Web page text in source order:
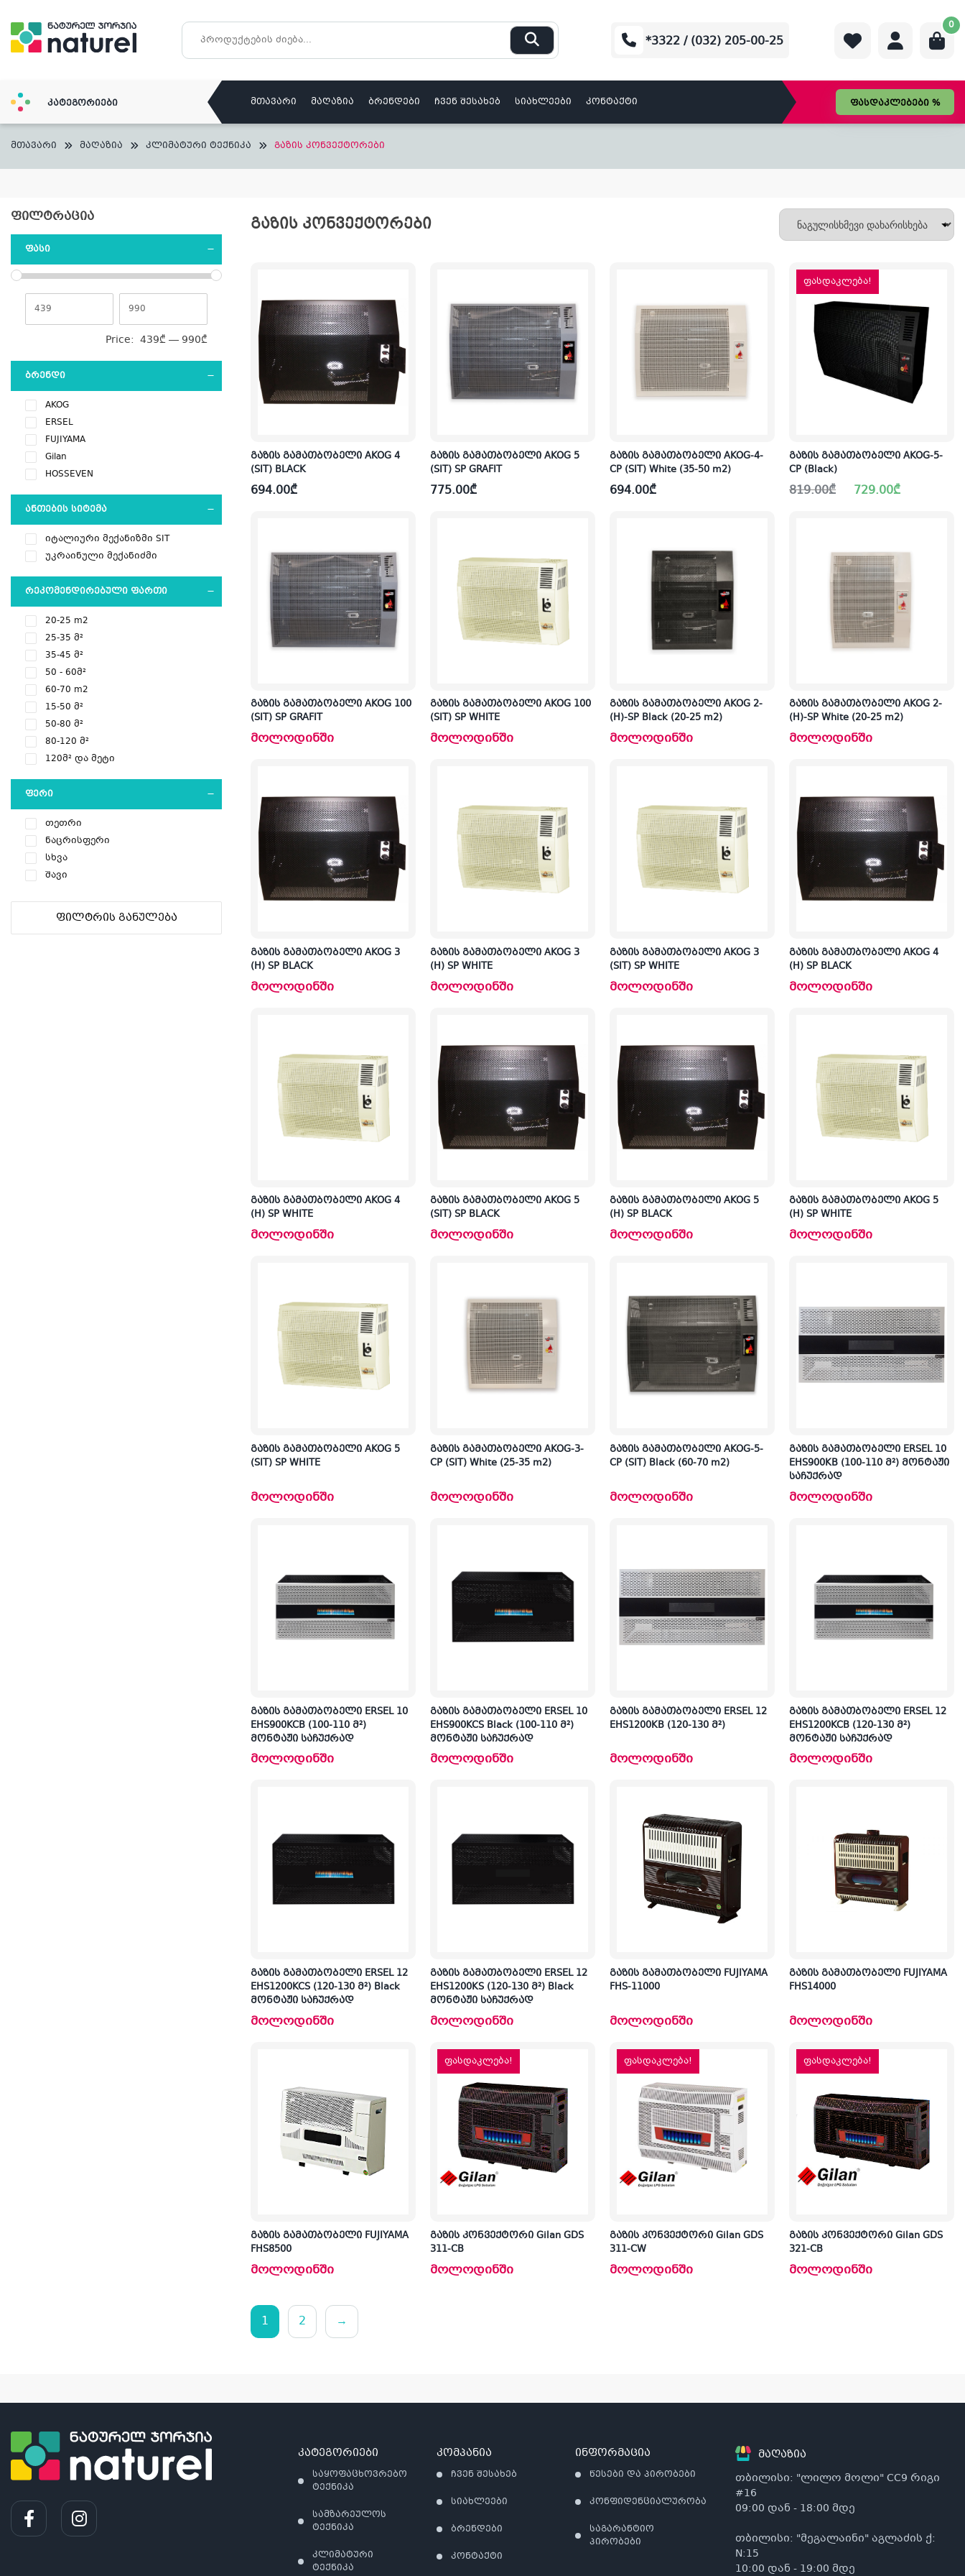
content
*3322 / (032) 205-00-25
0
კატეგორიები მთავარი მაღაზია ბრენდები ჩვენ შესახებ სიახლეები კონტაქტი ფასდაკლებები %
მთავარი მაღაზია კლიმატური ტექნიკა გაზის კონვექტორები
ᲤᲘᲚᲢᲠᲐᲪᲘᲐ
ᲤᲐᲡᲘ
Price: 439₾— 990₾
ᲑᲠᲔᲜᲓᲘ
AKOG
ERSEL
FUJIYAMA
Gilan
HOSSEVEN
ᲐᲜᲗᲔᲑᲘᲡ ᲡᲘᲢᲔᲛᲐ
იტალიური მექანიზმი SIT
უკრაინული მექანიძმი
ᲠᲔᲙᲝᲛᲔᲜᲓᲘᲠᲔᲑᲣᲚᲘ ᲤᲐᲠᲗᲘ
20-25 m2
25-35 მ²
35-45 მ²
50 - 60მ²
60-70 m2
15-50 მ²
50-80 მ²
80-120 მ²
120მ² და მეტი
ᲤᲔᲠᲘ
თეთრი
ნაცრისფერი
სხვა
შავი
ᲤᲘᲚᲢᲠᲘᲡ ᲒᲐᲜᲣᲚᲔᲑᲐ
ᲒᲐᲖᲘᲡ ᲙᲝᲜᲕᲔᲥᲢᲝᲠᲔᲑᲘ
გაზის გამათბობელი AKOG 4
(SIT) BLACK
694.00₾
გაზის გამათბობელი AKOG 5
(SIT) SP GRAFIT
775.00₾
გაზის გამათბობელი AKOG-4-
CP (SIT) White (35-50 m2)
694.00₾
ფასდაკლება!
გაზის გამათბობელი AKOG-5-
CP (Black)
819.00₾
Original 729.00₾
Current
გაზის გამათბობელი AKOG 100
(SIT) SP GRAFIT
მოლოდინში
გაზის გამათბობელი AKOG 100
(SIT) SP WHITE
მოლოდინში
გაზის გამათბობელი AKOG 2-
(H)-SP Black (20-25 m2)
მოლოდინში
გაზის გამათბობელი AKOG 2-
(H)-SP White (20-25 m2)
მოლოდინში
გაზის გამათბობელი AKOG 3
(H) SP BLACK
მოლოდინში
გაზის გამათბობელი AKOG 3
(H) SP WHITE
მოლოდინში
გაზის გამათბობელი AKOG 3
(SIT) SP WHITE
მოლოდინში
გაზის გამათბობელი AKOG 4
(H) SP BLACK
მოლოდინში
გაზის გამათბობელი AKOG 4
(H) SP WHITE
მოლოდინში
გაზის გამათბობელი AKOG 5
(SIT) SP BLACK
მოლოდინში
გაზის გამათბობელი AKOG 5
(H) SP BLACK
მოლოდინში
გაზის გამათბობელი AKOG 5
(H) SP WHITE
მოლოდინში
გაზის გამათბობელი AKOG 5
(SIT) SP WHITE
მოლოდინში
გაზის გამათბობელი AKOG-3-
CP (SIT) White (25-35 m2)
მოლოდინში
გაზის გამათბობელი AKOG-5-
CP (SIT) Black (60-70 m2)
მოლოდინში
გაზის გამათბობელი ERSEL 10
EHS900KB (100-110 მ²) მონტაჟი
საჩუქრად
მოლოდინში
გაზის გამათბობელი ERSEL 10
EHS900KCB (100-110 მ²)
მონტაჟი საჩუქრად
მოლოდინში
გაზის გამათბობელი ERSEL 10
EHS900KCS Black (100-110 მ²)
მონტაჟი საჩუქრად
მოლოდინში
გაზის გამათბობელი ERSEL 12
EHS1200KB (120-130 მ²)
მოლოდინში
გაზის გამათბობელი ERSEL 12
EHS1200KCB (120-130 მ²)
მონტაჟი საჩუქრად
მოლოდინში
გაზის გამათბობელი ERSEL 12
EHS1200KCS (120-130 მ²) Black
მონტაჟი საჩუქრად
მოლოდინში
გაზის გამათბობელი ERSEL 12
EHS1200KS (120-130 მ²) Black
მონტაჟი საჩუქრად
მოლოდინში
გაზის გამათბობელი FUJIYAMA
FHS-11000
მოლოდინში
გაზის გამათბობელი FUJIYAMA
FHS14000
მოლოდინში
გაზის გამათბობელი FUJIYAMA
FHS8500
მოლოდინში
ფასდაკლება!
გაზის კონვექტორი Gilan GDS
311-CB
მოლოდინში
ფასდაკლება!
გაზის კონვექტორი Gilan GDS
311-CW
მოლოდინში
ფასდაკლება!
გაზის კონვექტორი Gilan GDS
321-CB
მოლოდინში
1 2 →
კატეგორიები
საყოფაცხოვრებო
ტექნიკა
სამზარეულოს
ტექნიკა
კლიმატური
ტექნიკა
კომპანია
ჩვენ შესახებ
სიახლეები
ბრენდები
კონტაქტი
ინფორმაცია
წესები და პირობები
კონფიდენციალურობა
საგარანტიო
პირობები
მაღაზია
თბილისი: "ლილო მოლი" CC9 რიგი
#16
09:00 დან - 18:00 მდე
თბილისი: "მეგალაინი" აგლაძის ქ:
N:15
10:00 დან - 19:00 მდე